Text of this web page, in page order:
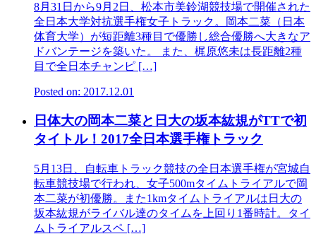
8月31日から9月2日、松本市美鈴湖競技場で開催された
全日本大学対抗選手権女子トラック。岡本二菜（日本
体育大学）が短距離3種目で優勝し総合優勝へ大きなア
ドバンテージを築いた。 また、梶原悠未は長距離2種
目で全日本チャンピ […]
Posted on: 2017.12.01
日体大の岡本二菜と日大の坂本紘規がTTで初
タイトル！2017全日本選手権トラック
5月13日、自転車トラック競技の全日本選手権が宮城自
転車競技場で行われ、女子500mタイムトライアルで岡
本二菜が初優勝。また1kmタイムトライアルは日大の
坂本紘規がライバル達のタイムを上回り1番時計。タイ
ムトライアルスペ […]